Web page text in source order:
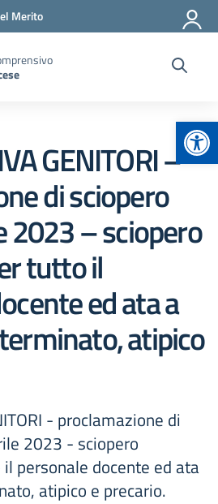
Merito
GENITORI –
di sciopero
2023 – sciopero
tutto il
ed ata a
atipico
- proclamazione di
2023 - sciopero
personale docente ed ata
atipico e precario.